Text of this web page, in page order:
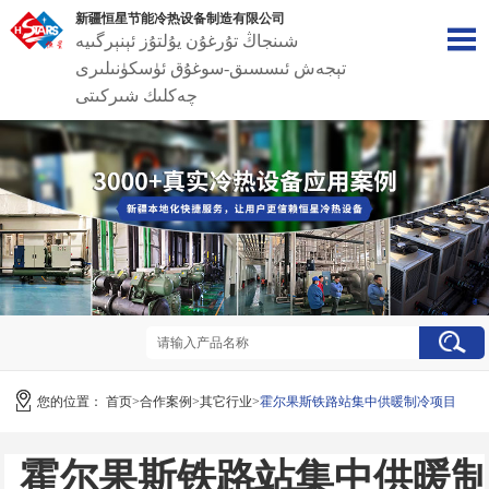
新疆恒星节能冷热设备制造有限公司
شىنجاڭ تۇرغۇن يۇلتۇز ئېنېرگىيە
تېجەش ئىسسىق-سوغۇق ئۈسكۈنىلىرى
چەكلىك شىركىتى
您的位置： 首页>合作案例>其它行业>霍尔果斯铁路站集中供暖制冷项目
霍尔果斯铁路站集中供暖